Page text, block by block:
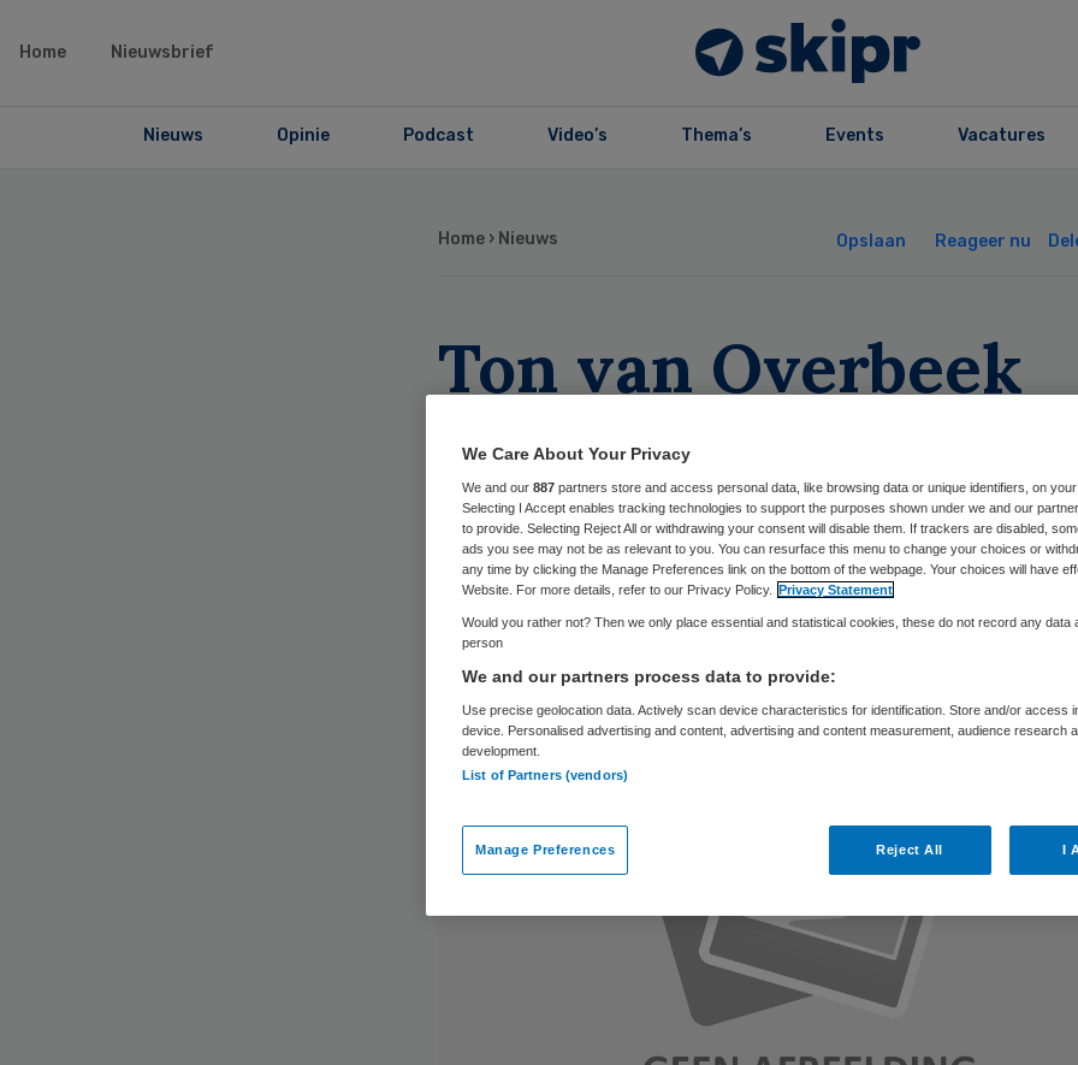
Home Nieuwsbrief
Nieuws Opinie Podcast Video’s Thema’s Events Vacatures
Home › Nieuws Opslaan Reageer nu
Ton van Overbeek
verkozen tot
Influencer of the
Philip van de Poel 6 juni 2012 20:37 91 keer gelezen
We Care About Your Privacy
We and our 887 partners store and access personal data, like browsing data or unique identifiers, on your
Selecting I Accept enables tracking technologies to support the purposes shown under we and our
to provide. Selecting Reject All or withdrawing your consent will disable them. If trackers are disabled,
ads you see may not be as relevant to you. You can resurface this menu to change your choices or
any time by clicking the Manage Preferences link on the bottom of the webpage. Your choices will have
Website. For more details, refer to our Privacy Policy. Privacy Statement
Would you rather not? Then we only place essential and statistical cookies, these do not record any data
person
We and our partners process data to provide:
Use precise geolocation data. Actively scan device characteristics for identification. Store and/or access
device. Personalised advertising and content, advertising and content measurement, audience research
development.
List of Partners (vendors)
Manage Preferences Reject All I